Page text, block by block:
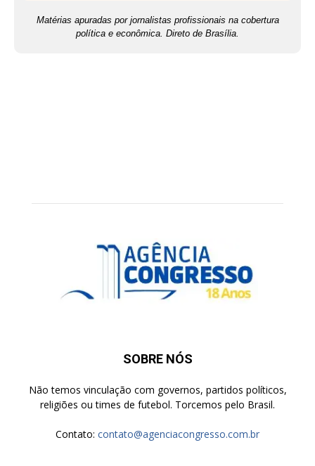
Matérias apuradas por jornalistas profissionais na cobertura
política e econômica. Direto de Brasília.
SOBRE NÓS
Não temos vinculação com governos, partidos políticos,
religiões ou times de futebol. Torcemos pelo Brasil.
Contato: contato@agenciacongresso.com.br